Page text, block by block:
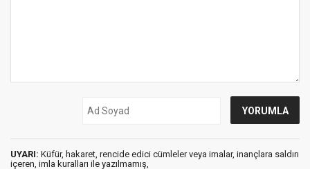
UYARI: Küfür, hakaret, rencide edici cümleler veya imalar, inançlara saldırı
içeren, imla kuralları ile yazılmamış,